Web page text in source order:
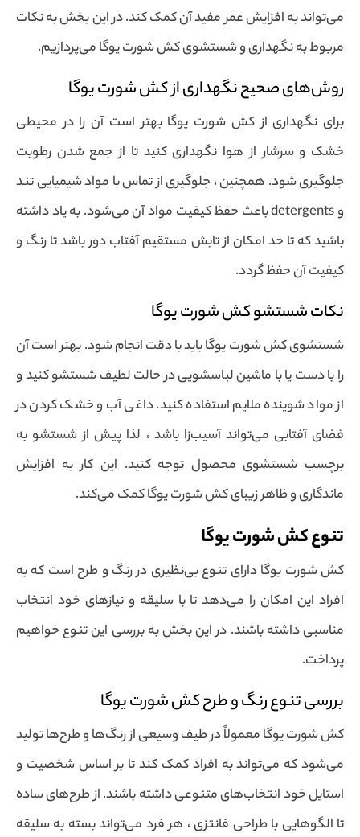
می‌تواند به افزایش عمر مفید آن کمک کند. در این بخش به نکات
مربوط به نگهداری و شستشوی کش شورت یوگا می‌پردازیم.
روش‌های صحیح نگهداری از کش شورت یوگا
برای نگهداری از کش شورت یوگا بهتر است آن را در محیطی
خشک و سرشار از هوا نگهداری کنید تا از جمع شدن رطوبت
جلوگیری شود. همچنین ، جلوگیری از تماس با مواد شیمیایی تند
و detergents باعث حفظ کیفیت مواد آن می‌شود. به یاد داشته
باشید که تا حد امکان از تابش مستقیم آفتاب دور باشد تا رنگ و
کیفیت آن حفظ گردد.
نکات شستشو کش شورت یوگا
شستشوی کش شورت یوگا باید با دقت انجام شود. بهتر است آن
را با دست یا با ماشین لباسشویی در حالت لطیف شستشو کنید و
از مواد شوینده ملایم استفاده کنید. داغی آب و خشک کردن در
فضای آفتابی می‌تواند آسیب‌زا باشد ، لذا پیش از شستشو به
برچسب شستشوی محصول توجه کنید. این کار به افزایش
ماندگاری و ظاهر زیبای کش شورت یوگا کمک می‌کند.
تنوع کش شورت یوگا
کش شورت یوگا دارای تنوع بی‌نظیری در رنگ و طرح است که به
افراد این امکان را می‌دهد تا با سلیقه و نیازهای خود انتخاب
مناسبی داشته باشند. در این بخش به بررسی این تنوع خواهیم
پرداخت.
بررسی تنوع رنگ و طرح کش شورت یوگا
کش شورت یوگا معمولاً در طیف وسیعی از رنگ‌ها و طرح‌ها تولید
می‌شود که می‌تواند به افراد کمک کند تا بر اساس شخصیت و
استایل خود انتخاب‌های متنوعی داشته باشند. از طرح‌های ساده
تا الگوهایی با طراحی فانتزی ، هر فرد می‌تواند بسته به سلیقه